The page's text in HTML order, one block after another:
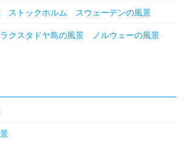
ストックホルム スウェーデンの風景
クスタドヤ島の風景 ノルウェーの風景